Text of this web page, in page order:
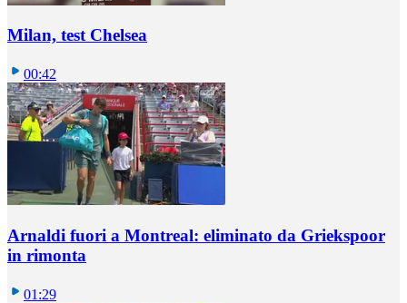
Milan, test Chelsea
00:42
Arnaldi fuori a Montreal: eliminato da Griekspoor
in rimonta
01:29